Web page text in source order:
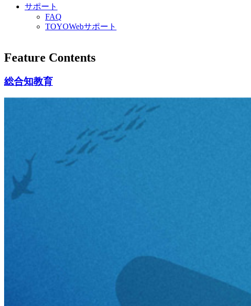
サポート
FAQ
TOYOWebサポート
Feature Contents
総合知教育